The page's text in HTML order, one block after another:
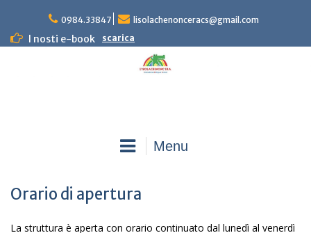
content
0984.33847 lisolachenonceracs@gmail.com
I nosti e-book scarica
Menu
Orario di apertura
La struttura è aperta con orario continuato dal lunedì al venerdì